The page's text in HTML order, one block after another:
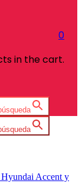
0
in the cart.